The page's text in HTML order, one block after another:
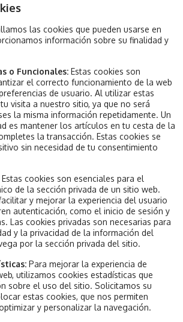
las cookies que pueden usarse en
información sobre su finalidad y
o Funcionales: Estas cookies son
el correcto funcionamiento de la web
de usuario. Al utilizar estas
visita a nuestro sitio, ya que no será
la misma información repetidamente. Un
es mantener los artículos en tu cesta de la
la transacción. Estas cookies se
sin necesidad de tu consentimiento
Estas cookies son esenciales para el
de la sección privada de un sitio web.
y mejorar la experiencia del usuario
autenticación, como el inicio de sesión y
Las cookies privadas son necesarias para
y la privacidad de la información del
por la sección privada del sitio.
Para mejorar la experiencia de
utilizamos cookies estadísticas que
sobre el uso del sitio. Solicitamos su
estas cookies, que nos permiten
y personalizar la navegación.